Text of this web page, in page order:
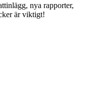
nya rapporter,
är viktigt!